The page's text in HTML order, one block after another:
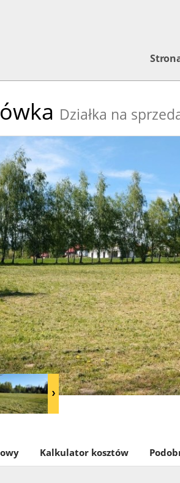
Działka na
Kalkulator kosztów